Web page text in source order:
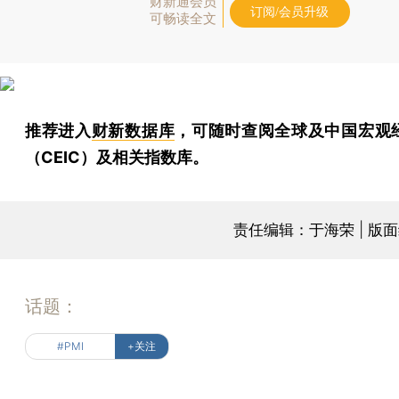
可畅读全文
订阅/会员升级
推荐进入财新数据库 ，可随时查阅全球及中国宏观
（CEIC）及相关指数库。
责任编辑：于海荣 | 版
话题：
#PMI +关注